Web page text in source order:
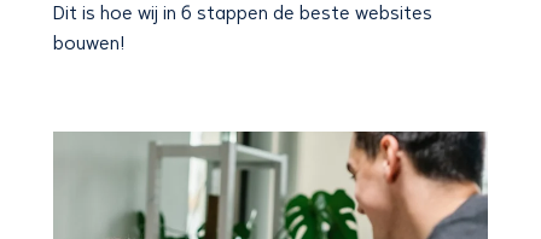
Dit is hoe wij in 6 stappen de beste websites
bouwen!